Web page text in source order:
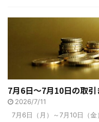
7月6日～7月10日の取引
2026/7/11
7月6日（月）～7月10日（